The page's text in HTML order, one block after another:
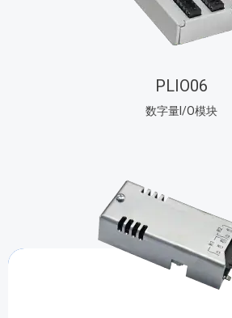
PLIO06
数字量I/O模块